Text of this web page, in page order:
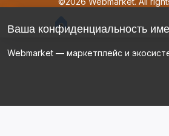
Ваша конфиденциальность
Webmarket — маркетплейс и